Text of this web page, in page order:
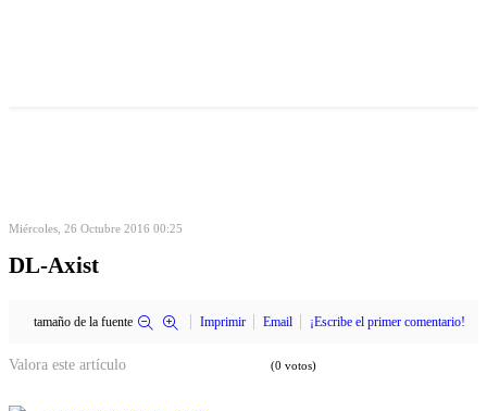
Miércoles, 26 Octubre 2016 00:25
DL-Axist
tamaño de la fuente Imprimir Email ¡Escribe el primer comentario!
Valora este artículo (0 votos)